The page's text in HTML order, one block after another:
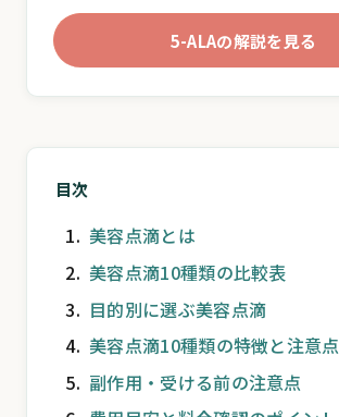
5-ALAの解説を見る
目次
美容点滴とは
美容点滴10種類の比較表
目的別に選ぶ美容点滴
美容点滴10種類の特徴と注意点
副作用・受ける前の注意点